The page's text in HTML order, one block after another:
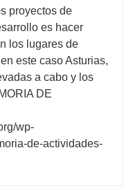
proyectos de
es hacer
los lugares de
este caso Asturias,
a cabo y los
DE
wp-
de-actividades-